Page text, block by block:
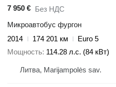
7 950 € Без НДС
Микроавтобус фургон
2014
174 201 км
Euro 5
Мощность 114.28 л.с. (84 кВт)
Литва, Marijampolės sav.